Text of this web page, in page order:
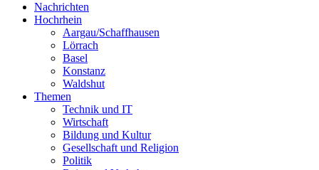
Nachrichten
Hochrhein
Aargau/Schaffhausen
Lörrach
Basel
Konstanz
Waldshut
Themen
Technik und IT
Wirtschaft
Bildung und Kultur
Gesellschaft und Religion
Politik